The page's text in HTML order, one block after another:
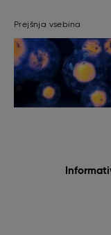
Prejšnja vsebina